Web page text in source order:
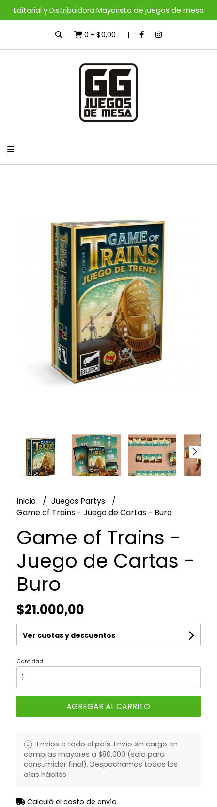
Editorial y Distribuidora Mayorista de juegos de mesa
0 - $0,00
Inicio
Juegos Partys
Game of Trains - Juego de Cartas - Buro
Game of Trains -
Juego de Cartas -
Buro
$21.000,00
Ver cuotas y descuentos
Cantidad
AGREGAR AL CARRITO
Envíos a todo el país. Envío sin cargo en
compras mayores a $80.000 (solo para
consumidor final). Despachamos todos los
días hábiles.
Calculá el costo de envío